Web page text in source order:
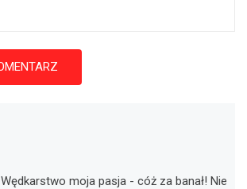
Wędkarstwo moja pasja - cóż za banał! Nie